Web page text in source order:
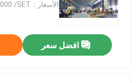
رافعة متحركة علوية
رافعة علوية مزدوجة العارضة
الأسعار：USD 10,000~50,000 /SET
افضل سعر